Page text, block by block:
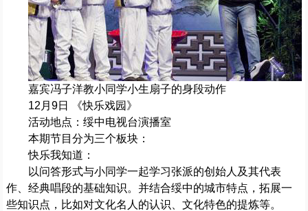
嘉宾冯子洋教小同学小生扇子的身段动作
12月9日 《快乐戏园》
活动地点：绥中电视台演播室
本期节目分为三个板块：
快乐我知道：
以问答形式与小同学一起学习张派的创始人及其代表
作、经典唱段的基础知识。并结合绥中的城市特点，拓展一
些知识点，比如对文化名人的认识、文化特色的提炼等。